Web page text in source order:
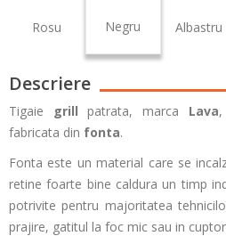
Rosu Negru Albastru
Descriere
Tigaie grillpatrata, marca Lava
fabricata din fonta.
Fonta este un material care se
retine foarte bine caldura un timp
potrivite pentru majoritatea
prajire, gatitul la foc mic sau in